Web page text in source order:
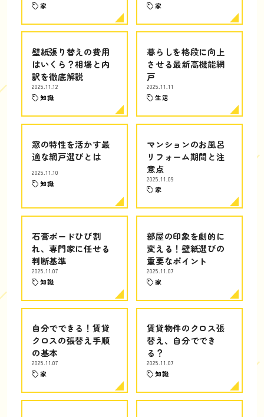
家 家
壁紙張り替えの費用
はいくら？相場と内
訳を徹底解説
2025.11.12
知識
暮らしを格段に向上
させる最新高機能網
戸
2025.11.11
生活
窓の特性を活かす最
適な網戸選びとは
2025.11.10
知識
マンションのお風呂
リフォーム期間と注
意点
2025.11.09
家
石膏ボードひび割
れ、専門家に任せる
判断基準
2025.11.07
知識
部屋の印象を劇的に
変える！壁紙選びの
重要なポイント
2025.11.07
家
自分でできる！賃貸
クロスの張替え手順
の基本
2025.11.07
家
賃貸物件のクロス張
替え、自分ででき
る？
2025.11.07
知識